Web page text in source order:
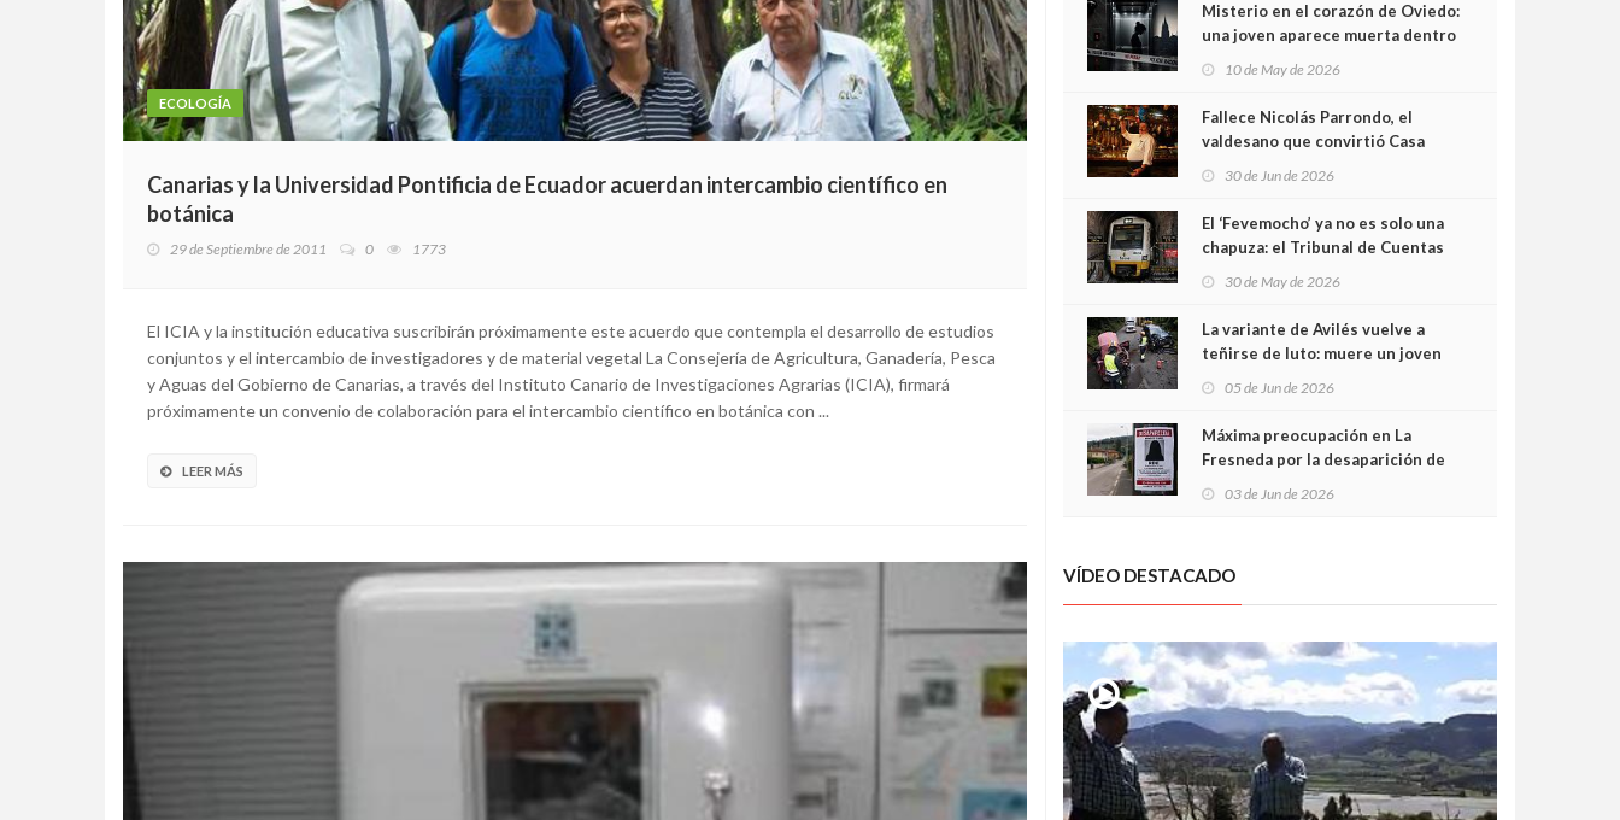
ECOLOGÍA
Canarias y la Universidad Pontificia de Ecuador acuerdan intercambio científico en
botánica
29 de Septiembre de 2011 0 1773
El ICIA y la institución educativa suscribirán próximamente este acuerdo que contempla el desarrollo de estudios
conjuntos y el intercambio de investigadores y de material vegetal La Consejería de Agricultura, Ganadería, Pesca
y Aguas del Gobierno de Canarias, a través del Instituto Canario de Investigaciones Agrarias (ICIA), firmará
próximamente un convenio de colaboración para el intercambio científico en botánica con ...
LEER MÁS
Misterio en el corazón de Oviedo:
una joven aparece muerta dentro
cámaras captan sus últimos
minutos
10 de May de 2026
Fallece Nicolás Parrondo, el
valdesano que convirtió Casa
30 de Jun de 2026
El ‘Fevemocho’ ya no es solo una
chapuza: el Tribunal de Cuentas
sobrecoste de los trenes que no
cabían por los túneles
30 de May de 2026
La variante de Avilés vuelve a
teñirse de luto: muere un joven
05 de Jun de 2026
Máxima preocupación en La
Fresneda por la desaparición de
03 de Jun de 2026
VÍDEO DESTACADO